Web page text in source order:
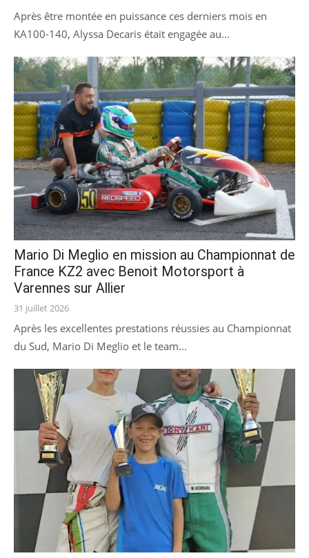
on
Après être montée en puissance ces derniers mois en
KA100-140, Alyssa Decaris était engagée au...
Mario Di Meglio en mission au Championnat de
France KZ2 avec Benoit Motorsport à
Varennes sur Allier
Posted
on
31 juillet 2026
Après les excellentes prestations réussies au Championnat
du Sud, Mario Di Meglio et le team...